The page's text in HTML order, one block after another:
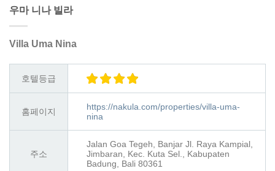
우마 니나 빌라
Villa Uma Nina
호텔등급
홈페이지
https://nakula.com/properties/villa-uma-
nina
주소
Jalan Goa Tegeh, Banjar Jl. Raya Kampial,
Jimbaran, Kec. Kuta Sel., Kabupaten
Badung, Bali 80361